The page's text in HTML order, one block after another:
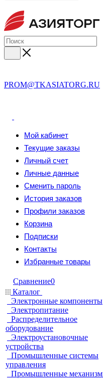
PROM@TKASIATORG.RU
Мой кабинет
Текущие заказы
Личный счет
Личные данные
Сменить пароль
История заказов
Профили заказов
Корзина
Подписки
Контакты
Избранные товары
Сравнение0
Каталог
Электронные компоненты
Электропитание
Распределительное
оборудование
Электроустановочные
устройства
Промышленные системы
управления
Промышленные